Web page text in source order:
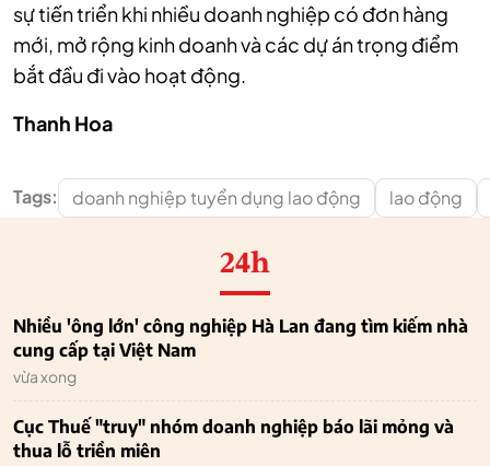
sự tiến triển khi nhiều doanh nghiệp có đơn hàng
mới, mở rộng kinh doanh và các dự án trọng điểm
bắt đầu đi vào hoạt động.
Thanh Hoa
Tags: doanh nghiệp tuyển dụng lao động lao động
24h
Nhiều 'ông lớn' công nghiệp Hà Lan đang tìm kiếm nhà
cung cấp tại Việt Nam
vừa xong
Cục Thuế "truy" nhóm doanh nghiệp báo lãi mỏng và
thua lỗ triền miên